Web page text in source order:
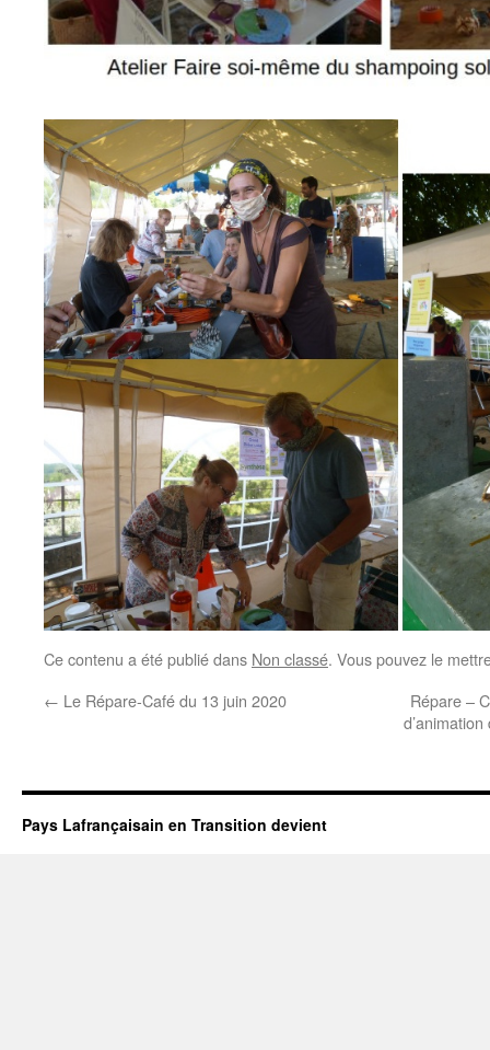
Ce contenu a été publié dans Non classé. Vous pouvez le
← Le Répare-Café du 13 juin 2020
Répare –
Pays Lafrançaisain en Transition devient